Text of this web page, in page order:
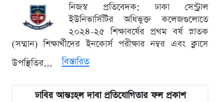
নিজস্ব প্রতিবেদক: ঢাকা সেন্ট্রাল
ইউনিভার্সিটির অধিভুক্ত কলেজগুলোতে
২০২৪-২৫ শিক্ষাবর্ষের প্রথম বর্ষ স্নাতক
(সম্মান) শিক্ষার্থীদের ইনকোর্স পরীক্ষার নম্বর এবং ক্লাসে
উপস্থিতির...
বিস্তারিত
ঢাবির আন্তঃহল দাবা প্রতিযোগিতার ফল প্রকাশ